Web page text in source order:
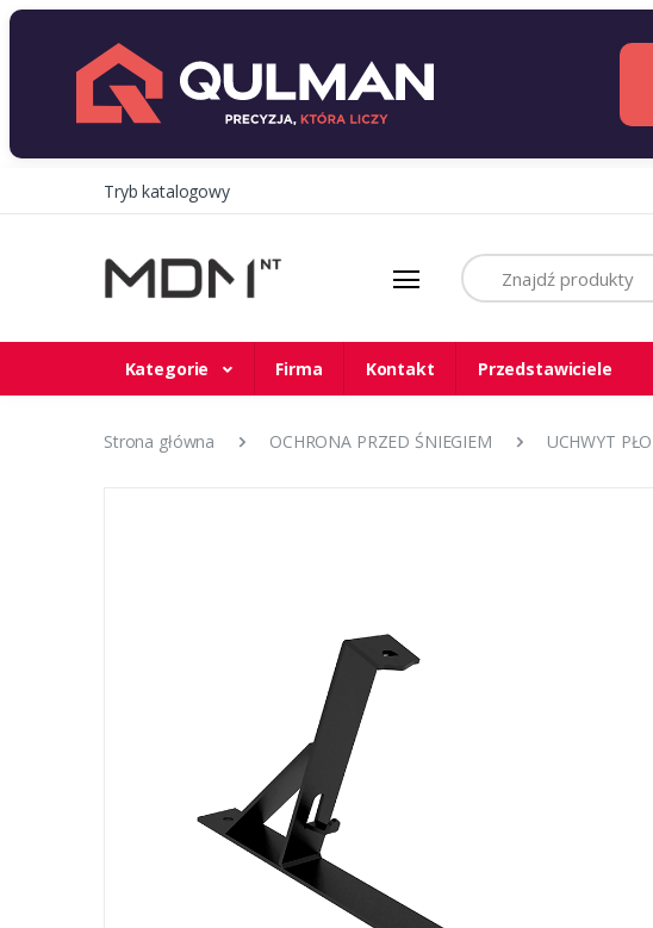
Tryb katalogowy
Szukaj
Kategorie Firma Kontakt Przedstawiciele
Strona główna OCHRONA PRZED ŚNIEGIEM UCHWYT